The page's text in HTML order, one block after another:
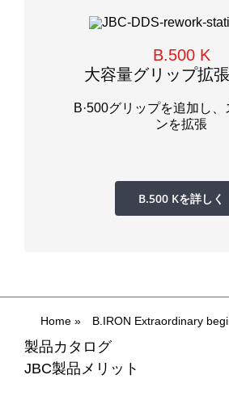
B.500 K
大容量グリップ拡
B·500グリップを追加し、
ンを拡張
B.500 Kを詳しく
Home» B.IRON Extraordinary
製品カタログ
JBC製品メリット